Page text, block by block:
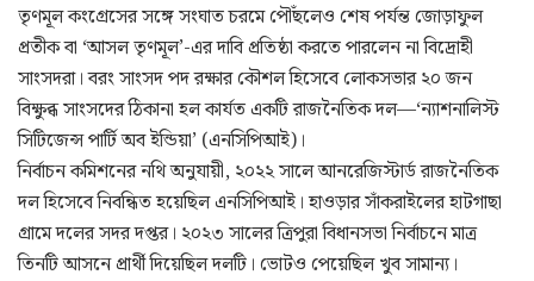
তৃণমূল কংগ্রেসের সঙ্গে সংঘাত চরমে পৌঁছলেও শেষ পর্যন্ত জোড়াফুল
প্রতীক বা ‘আসল তৃণমূল’-এর দাবি প্রতিষ্ঠা করতে পারলেন না বিদ্রোহী
সাংসদরা। বরং সাংসদ পদ রক্ষার কৌশল হিসেবে লোকসভার ২০ জন
বিক্ষুব্ধ সাংসদের ঠিকানা হল কার্যত একটি রাজনৈতিক দল—‘ন্যাশনালিস্ট
সিটিজেন্স পার্টি অব ইন্ডিয়া’ (এনসিপিআই)।
নির্বাচন কমিশনের নথি অনুযায়ী, ২০২২ সালে আনরেজিস্টার্ড রাজনৈতিক
দল হিসেবে নিবন্ধিত হয়েছিল এনসিপিআই। হাওড়ার সাঁকরাইলের হাটগাছা
গ্রামে দলের সদর দপ্তর। ২০২৩ সালের ত্রিপুরা বিধানসভা নির্বাচনে মাত্র
তিনটি আসনে প্রার্থী দিয়েছিল দলটি। ভোটও পেয়েছিল খুব সামান্য।